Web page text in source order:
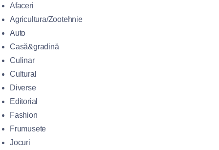
Afaceri
Agricultura/Zootehnie
Auto
Casă&gradină
Culinar
Cultural
Diverse
Editorial
Fashion
Frumusete
Jocuri